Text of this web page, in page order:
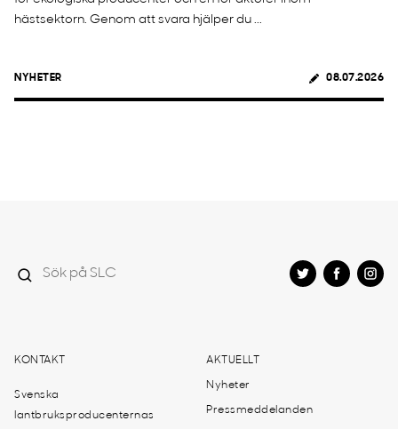
hästsektorn. Genom att svara hjälper du ...
NYHETER 08.07.2026
KONTAKT
Svenska
lantbruksproducenternas
AKTUELLT
Nyheter
Pressmeddelanden